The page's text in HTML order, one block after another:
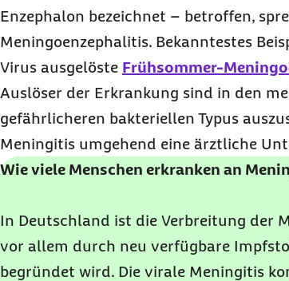
Enzephalon bezeichnet – betroffen,
Meningoenzephalitis. Bekanntestes
Virus ausgelöste Frühsommer-
Auslöser der Erkrankung sind in den
gefährlicheren bakteriellen Typus
Meningitis umgehend eine ärztliche
Wie viele Menschen erkranken an
In Deutschland ist die Verbreitung der
vor allem durch neu verfügbare
begründet wird. Die virale Meningitis